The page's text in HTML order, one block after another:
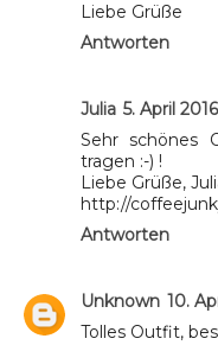
Liebe Grüße
Antworten
Julia 5. April
Sehr schönes
tragen :-) !
Liebe Grüße,
http://
Antworten
Unknown 10.
Tolles Outfit,